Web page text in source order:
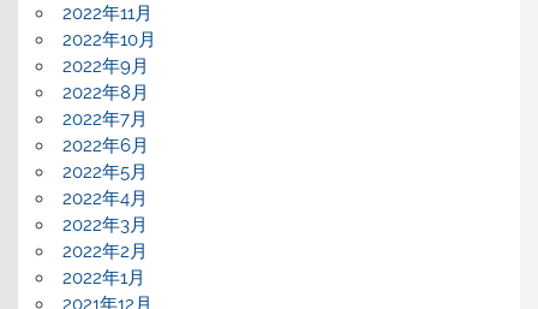
2022年11月
2022年10月
2022年9月
2022年8月
2022年7月
2022年6月
2022年5月
2022年4月
2022年3月
2022年2月
2022年1月
2021年12月